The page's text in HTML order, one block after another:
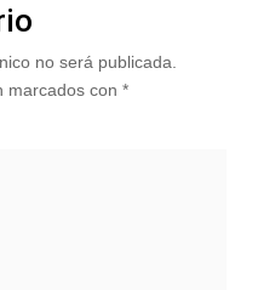
no será publicada.
marcados con *